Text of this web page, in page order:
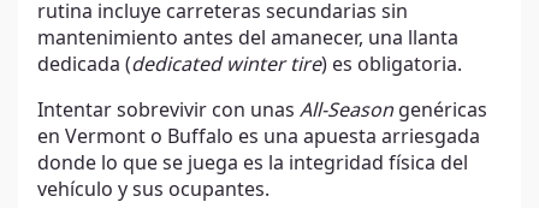
rutina incluye carreteras secundarias sin
mantenimiento antes del amanecer, una llanta
dedicada (dedicated winter tire) es obligatoria.
Intentar sobrevivir con unas All-Season genéricas
en Vermont o Buffalo es una apuesta arriesgada
donde lo que se juega es la integridad física del
vehículo y sus ocupantes.